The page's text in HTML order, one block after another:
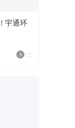
宇通环
::